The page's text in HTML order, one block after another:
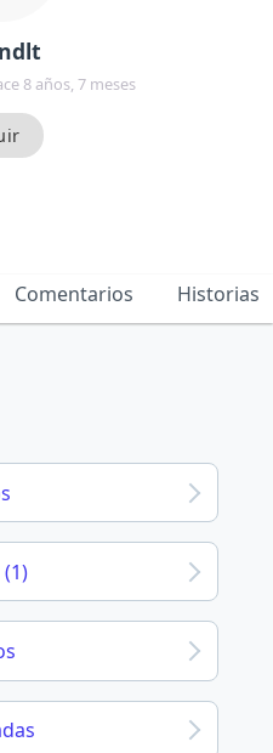
8 años, 7 meses
Comentarios Historias